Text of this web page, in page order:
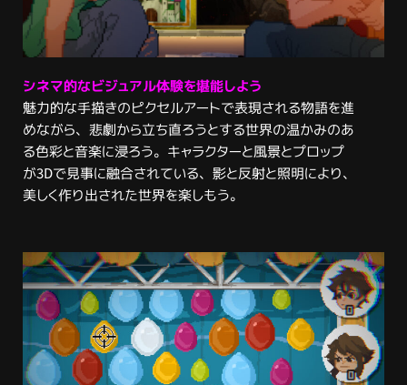
シネマ的なビジュアル体験を堪能しよう
魅力的な手描きのピクセルアートで表現される物語を進
めながら、悲劇から立ち直ろうとする世界の温かみのあ
る色彩と音楽に浸ろう。キャラクターと風景とプロップ
が3Dで見事に融合されている、影と反射と照明により、
美しく作り出された世界を楽しもう。